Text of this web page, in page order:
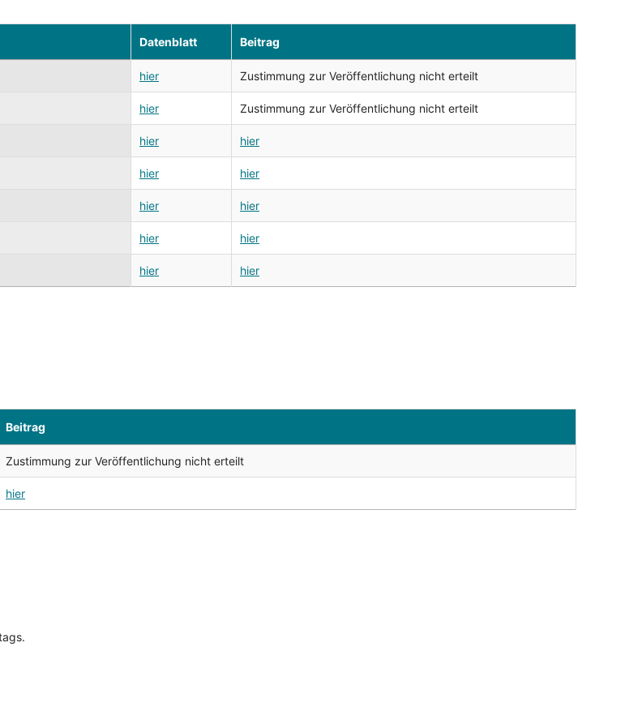
Datenblatt Beitrag
hier Zustimmung zur Veröffentlichung nicht erteilt
hier Zustimmung zur Veröffentlichung nicht erteilt
hier hier
hier hier
hier hier
hier hier
hier hier
Beitrag
Zustimmung zur Veröffentlichung nicht erteilt
hier